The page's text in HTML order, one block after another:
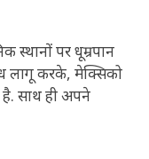
स्थानों पर धूम्रपान
लागू करके, मेक्सिको
साथ ही अपने